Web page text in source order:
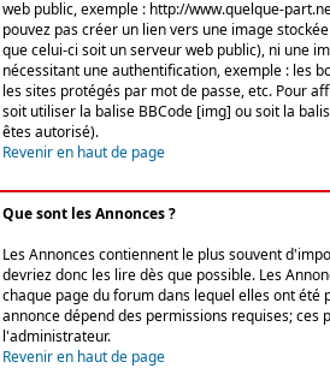
web public, exemple : http://www.quelque-
pouvez pas créer un lien vers une image
que celui-ci soit un serveur web public), ni une
nécessitant une authentification, exemple : les
les sites protégés par mot de passe, etc. Pour
soit utiliser la balise BBCode [img] ou soit la
êtes autorisé).
Revenir en haut de page
Que sont les Annonces ?
Les Annonces contiennent le plus souvent
devriez donc les lire dès que possible. Les
chaque page du forum dans lequel elles ont été
annonce dépend des permissions requises; ces
l'administrateur.
Revenir en haut de page